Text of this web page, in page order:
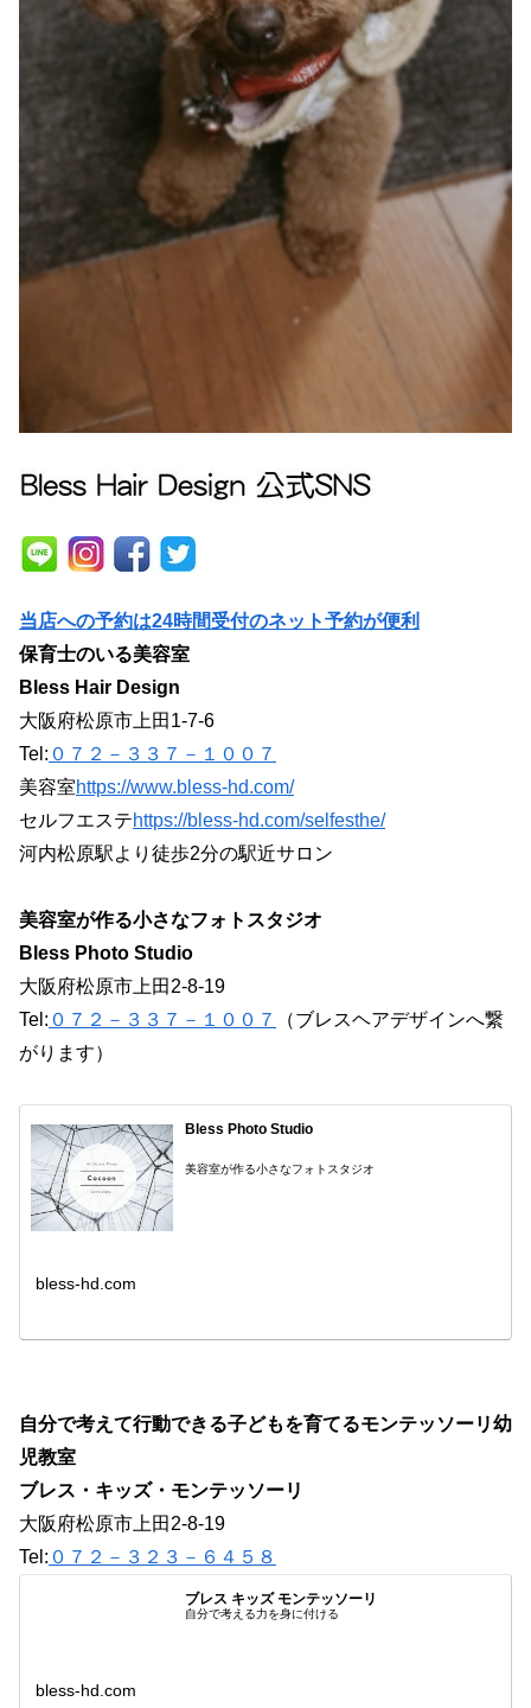
当店への予約は24時間受付のネット予約が便利
保育士のいる美容室
Bless Hair Design
大阪府松原市上田1-7-6
Tel: ０７２－３３７－１００７
美容室https://www.bless-hd.com/
セルフエステhttps://bless-hd.com/selfesthe/
河内松原駅より徒歩2分の駅近サロン
美容室が作る小さなフォトスタジオ
Bless Photo Studio
大阪府松原市上田2-8-19
Tel: ０７２－３３７－１００７
（ブレスヘアデザインへ繋
がります）
Bless Photo Studio
美容室が作る小さなフォトスタジオ
bless-hd.com
自分で考えて行動できる子どもを育てるモンテッソーリ幼
児教室
ブレス・キッズ・モンテッソーリ
大阪府松原市上田2-8-19
Tel: ０７２－３２３－６４５８
ブレス キッズ モンテッソーリ
自分で考える力を身に付ける
bless-hd.com